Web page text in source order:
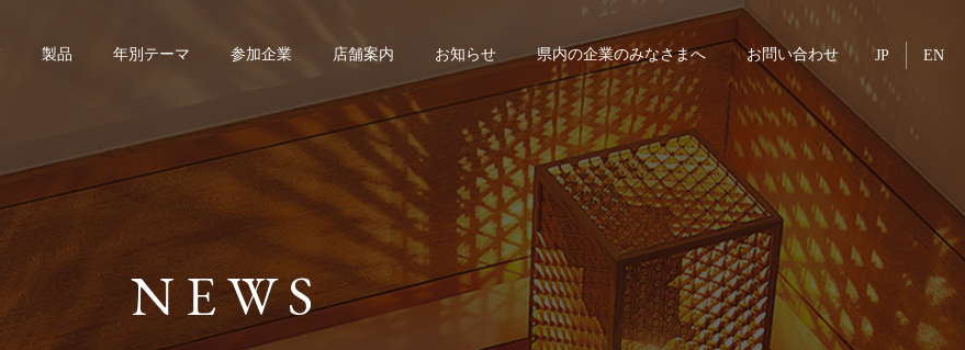
製品 年別テーマ 参加企業 店舗案内 お知らせ 県内の企業のみなさまへ お問い合わせ JP EN
NEWS